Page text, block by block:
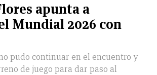
apunta a
Mundial 2026 con
pudo continuar en el encuentro y
de juego para dar paso al